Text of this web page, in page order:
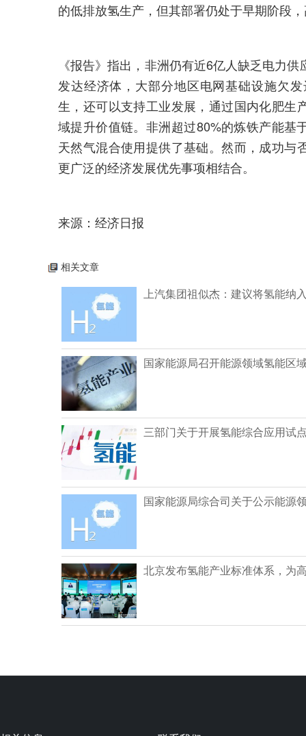
的低排放氢生产，但其部署仍处于早期阶段
《报告》指出，非洲仍有近6亿人缺乏电力
发达经济体，大部分地区电网基础设施欠
生，还可以支持工业发展，通过国内化肥生
域提升价值链。非洲超过80%的炼铁产能基
天然气混合使用提供了基础。然而，成功与
更广泛的经济发展优先事项相结合。
来源：经济日报
相关文章
上汽集团祖似杰：建议将氢能纳
国家能源局召开能源领域氢能区
三部门关于开展氢能综合应用试
国家能源局综合司关于公示能源
北京发布氢能产业标准体系，为